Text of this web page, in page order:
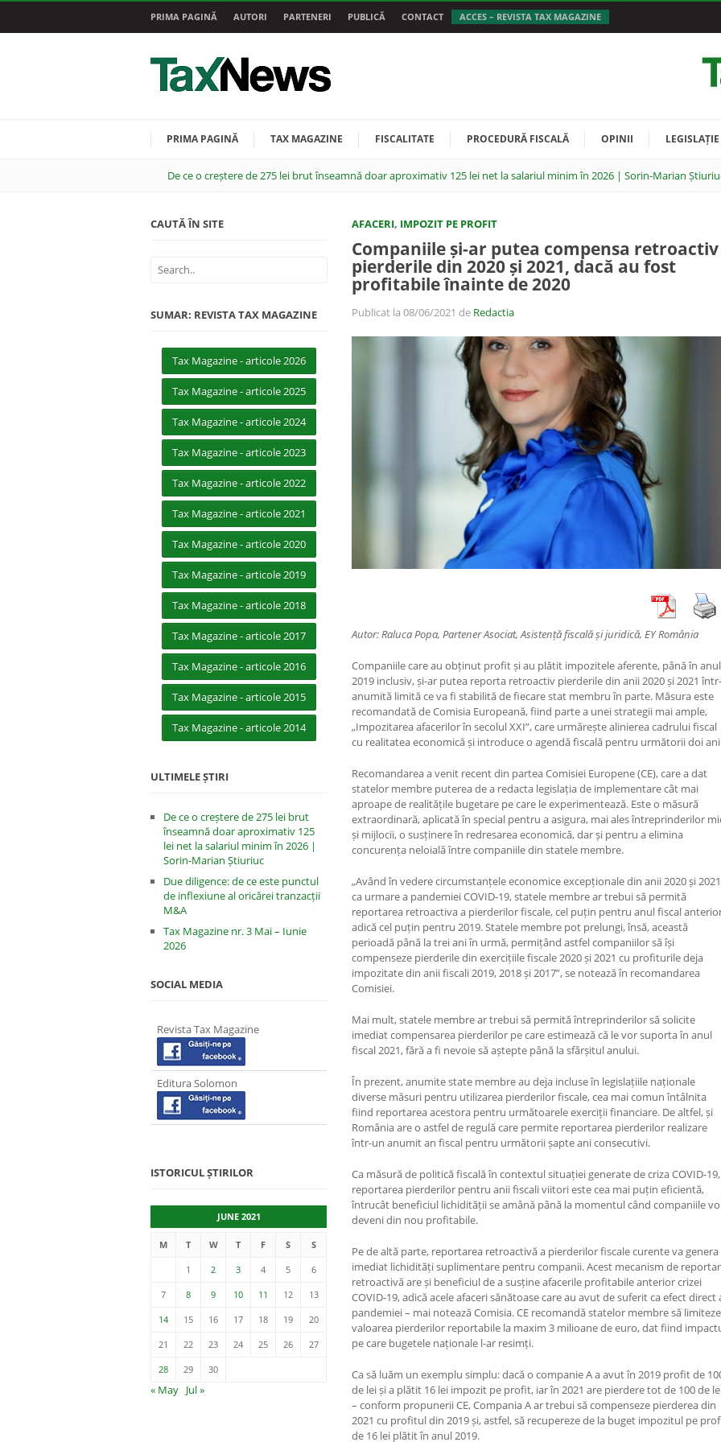
PRIMA PAGINĂ AUTORI PARTENERI PUBLICĂ CONTACT ACCES – REVISTA TAX MAGAZINE
PRIMA PAGINĂ TAX MAGAZINE FISCALITATE PROCEDURĂ FISCALĂ OPINII LEGISLAȚIE
De ce o creștere de 275 lei brut înseamnă doar aproximativ 125 lei net la salariul minim în 2026 | Sorin-Marian
AFACERI, IMPOZIT PE PROFIT
Companiile și-ar putea compensa retroactiv
pierderile din 2020 și 2021, dacă au fost
profitabile înainte de 2020
Publicat la 08/06/2021 de Redactia
Autor:Raluca Popa, Partener Asociat, Asistență fiscală și juridică, EY România
Companiile care au obținut profit și au plătit impozitele aferente, până în anul
2019 inclusiv, și-ar putea reporta retroactiv pierderile din anii 2020 și 2021
anumită limită ce va fi stabilită de fiecare stat membru în parte. Măsura este
recomandată de Comisia Europeană, fiind parte a unei strategii mai ample,
„Impozitarea afacerilor în secolul XXI”, care urmărește alinierea cadrului fiscal
cu realitatea economică și introduce o agendă fiscală pentru următorii doi
Recomandarea a venit recent din partea Comisiei Europene (CE), care a dat
statelor membre puterea de a redacta legislația de implementare cât mai
aproape de realitățile bugetare pe care le experimentează. Este o măsură
extraordinară, aplicată în special pentru a asigura, mai ales întreprinderilor
și mijlocii, o susținere în redresarea economică, dar și pentru a elimina
concurența neloială între companiile din statele membre.
„Având în vedere circumstanțele economice excepționale din anii 2020 și
ca urmare a pandemiei COVID-19, statele membre ar trebui să permită
reportarea retroactiva a pierderilor fiscale, cel puțin pentru anul fiscal
adică cel puțin pentru 2019. Statele membre pot prelungi, însă, această
perioadă până la trei ani în urmă, permițând astfel companiilor să își
compenseze pierderile din exercițiile fiscale 2020 și 2021 cu profiturile deja
impozitate din anii fiscali 2019, 2018 și 2017”, se notează în recomandarea
Comisiei.
Mai mult, statele membre ar trebui să permită întreprinderilor să solicite
imediat compensarea pierderilor pe care estimează că le vor suporta în anul
fiscal 2021, fără a fi nevoie să aștepte până la sfârșitul anului.
În prezent, anumite state membre au deja incluse în legislațiile naționale
diverse măsuri pentru utilizarea pierderilor fiscale, cea mai comun întâlnita
fiind reportarea acestora pentru următoarele exerciții financiare. De altfel, și
România are o astfel de regulă care permite reportarea pierderilor realizare
într-un anumit an fiscal pentru următorii șapte ani consecutivi.
Ca măsură de politică fiscală în contextul situației generate de criza COVID-19,
reportarea pierderilor pentru anii fiscali viitori este cea mai puțin eficientă,
întrucât beneficiul lichidității se amână până la momentul când companiile
deveni din nou profitabile.
Pe de altă parte, reportarea retroactivă a pierderilor fiscale curente va genera
imediat lichidități suplimentare pentru companii. Acest mecanism de
retroactivă are și beneficiul de a susține afacerile profitabile anterior crizei
COVID-19, adică acele afaceri sănătoase care au avut de suferit ca efect direct
pandemiei – mai notează Comisia. CE recomandă statelor membre să limiteze
valoarea pierderilor reportabile la maxim 3 milioane de euro, dat fiind
pe care bugetele naționale l-ar resimți.
Ca să luăm un exemplu simplu: dacă o companie A a avut în 2019 profit de
de lei și a plătit 16 lei impozit pe profit, iar în 2021 are pierdere tot de 100 de
– conform propunerii CE, Compania A ar trebui să compenseze pierderea din
2021 cu profitul din 2019 și, astfel, să recupereze de la buget impozitul pe
de 16 lei plătit în anul 2019.
CAUTĂ ÎN SITE
SUMAR: REVISTA TAX MAGAZINE
Tax Magazine - articole 2026
Tax Magazine - articole 2025
Tax Magazine - articole 2024
Tax Magazine - articole 2023
Tax Magazine - articole 2022
Tax Magazine - articole 2021
Tax Magazine - articole 2020
Tax Magazine - articole 2019
Tax Magazine - articole 2018
Tax Magazine - articole 2017
Tax Magazine - articole 2016
Tax Magazine - articole 2015
Tax Magazine - articole 2014
ULTIMELE ȘTIRI
De ce o creștere de 275 lei brut
înseamnă doar aproximativ 125
lei net la salariul minim în 2026 |
Sorin-Marian Știuriuc
Due diligence: de ce este punctul
de inflexiune al oricărei tranzacții
M&A
Tax Magazine nr. 3 Mai – Iunie
2026
SOCIAL MEDIA
Revista Tax Magazine
Editura Solomon
ISTORICUL ȘTIRILOR
JUNE 2021
M T W T F S S
1 2 3 4 5 6
7 8 9 10 11 12 13
14 15 16 17 18 19 20
21 22 23 24 25 26 27
28 29 30
« May Jul »